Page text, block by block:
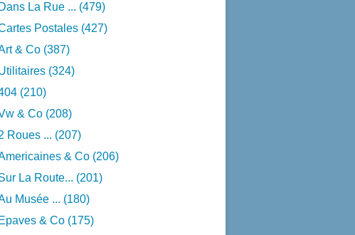
Dans La Rue ... (479)
Postales (427)
& Co (387)
(324)
(210)
& Co (208)
Roues ... (207)
& Co (206)
La Route... (201)
Musée ... (180)
Epaves & Co (175)